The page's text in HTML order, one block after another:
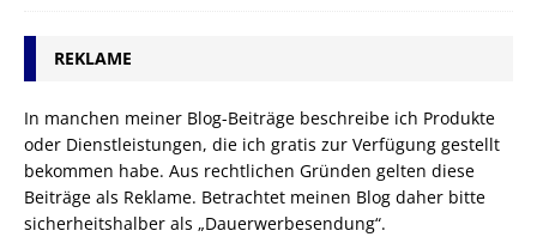
REKLAME
In manchen meiner Blog-Beiträge beschreibe ich Produkte
oder Dienstleistungen, die ich gratis zur Verfügung gestellt
bekommen habe. Aus rechtlichen Gründen gelten diese
Beiträge als Reklame. Betrachtet meinen Blog daher bitte
sicherheitshalber als „Dauerwerbesendung“.